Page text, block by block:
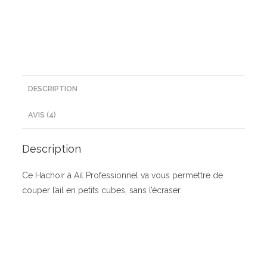
DESCRIPTION
AVIS (4)
Description
Ce Hachoir à Ail Professionnel va vous permettre de
couper l’ail en petits cubes, sans l’écraser.